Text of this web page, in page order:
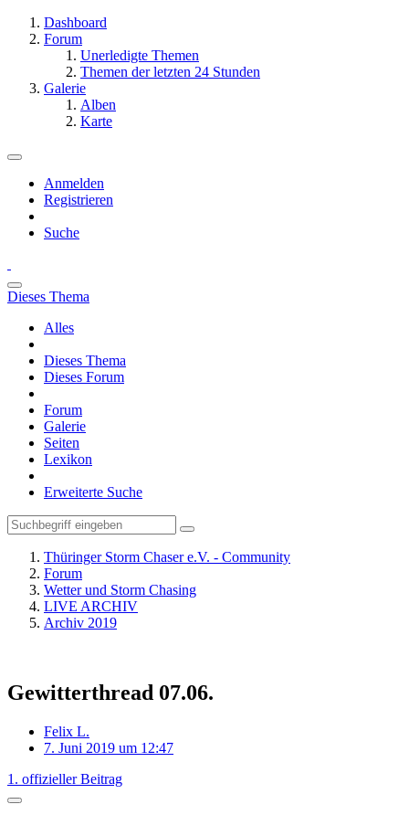
Dashboard
Forum
Unerledigte Themen
Themen der letzten 24 Stunden
Galerie
Alben
Karte
Anmelden
Registrieren
Suche
Dieses Thema
Alles
Dieses Thema
Dieses Forum
Forum
Galerie
Seiten
Lexikon
Erweiterte Suche
Thüringer Storm Chaser e.V. - Community
Forum
Wetter und Storm Chasing
LIVE ARCHIV
Archiv 2019
Gewitterthread 07.06.
Felix L.
7. Juni 2019 um 12:47
1. offizieller Beitrag